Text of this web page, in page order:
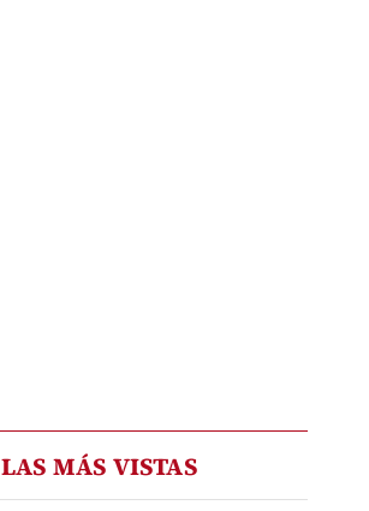
LAS MÁS VISTAS